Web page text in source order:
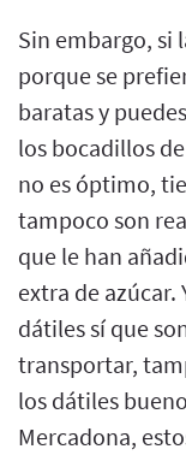
Sin embargo, si
porque se
baratas y
los bocadillos
no es óptimo,
tampoco son
que le han
extra de azúcar.
dátiles sí que
transportar,
los dátiles
Mercadona,